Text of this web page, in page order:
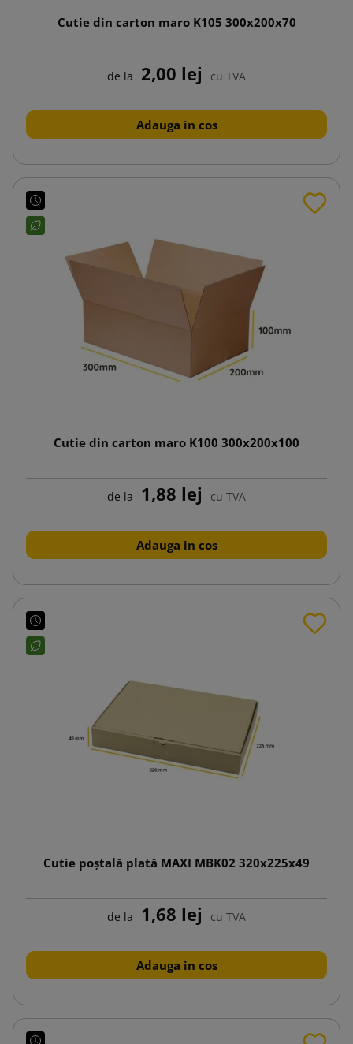
Cutie din carton maro K105 300x200x70
de la 2,00 lej cu TVA
Adauga in cos
Cutie din carton maro K100 300x200x100
de la 1,88 lej cu TVA
Adauga in cos
Cutie poștală plată MAXI MBK02 320x225x49
de la 1,68 lej cu TVA
Adauga in cos